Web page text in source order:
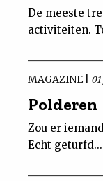
De meeste
activiteiten.
MAGAZINE |
Polderen
Zou er
Echt geturfd...